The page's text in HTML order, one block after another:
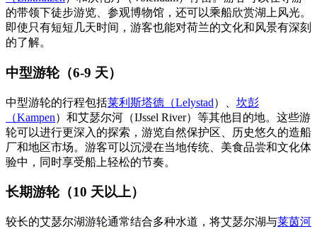
的带领下徒步游览、参观博物馆，还可以乘船欣赏湖上风光。
即使只有短短几天时间，游客也能对荷兰的文化和风景有深刻
的了解。
中型游轮（6-9 天）
中型游轮的行程包括莱利斯塔德（Lelystad）、 坎彭
（Kampen）和艾瑟尔河（IJssel River）等其他目的地。这些游
轮可以进行更深入的探索，游览自然保护区、历史悠久的造船
厂和地区市场。游客可以沉浸在当地传统、美食品尝和文化体
验中，同时享受船上轻松的节奏。
长期游轮（10 天以上）
较长的艾瑟尔湖游轮通常结合多种水道，将艾瑟尔湖与莱茵河